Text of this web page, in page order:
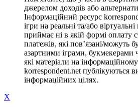
джерелом доходів або
Інформаційний ресурс
ігри на реальні та/або
приймає ні в якій формі оплату
платежів, які пов’язані/можуть
азартними іграми, букмекерами
які матеріали на інформаційному
korrespondent.net публікуються
інформаційних цілях.
X